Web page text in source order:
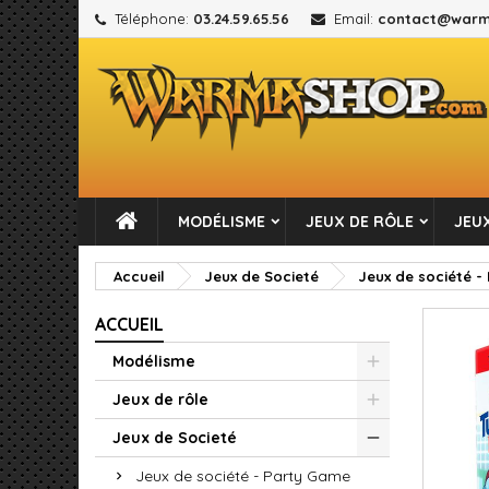
Téléphone: 03.24.59.65.56 Email:
MODÉLISME JEUX DE RÔLE
Accueil Jeux de Societé Jeux de société -
ACCUEIL
Modélisme
Jeux de rôle
Jeux de Societé
Jeux de société - Party Game
add_circle_outline